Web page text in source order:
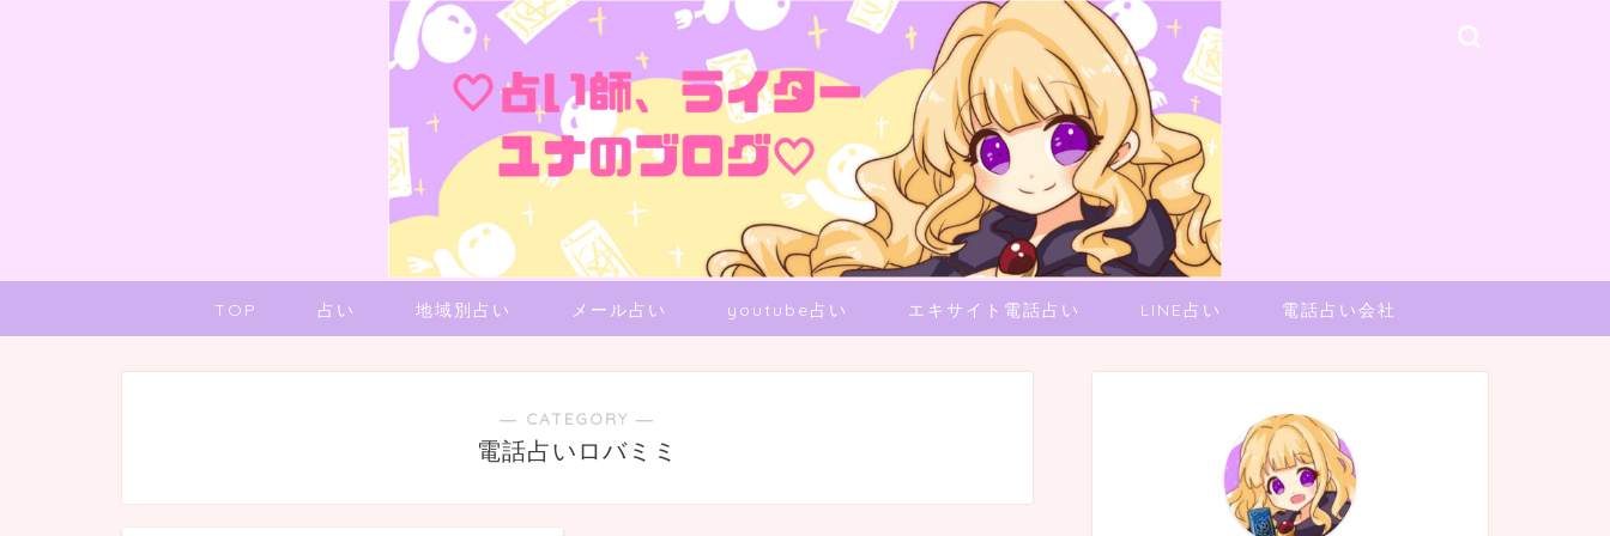
TOP 占い 地域別占い メール占い youtube占い エキサイト電話占い LINE占い 電話占い会社
― CATEGORY ―
電話占いロバミミ